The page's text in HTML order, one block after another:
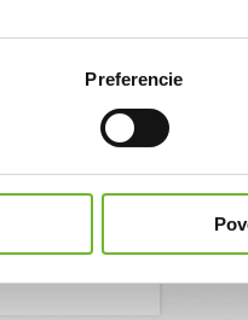
Preferencie
a tepy pre
človeku natrvalo